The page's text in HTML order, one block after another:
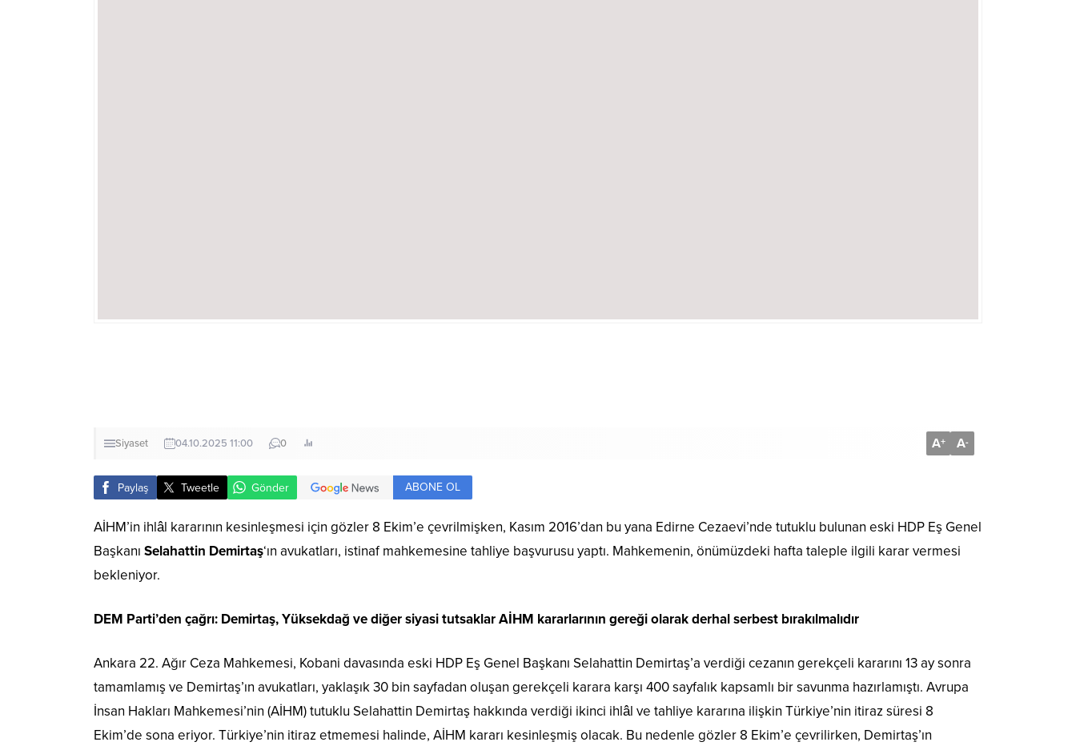
Siyaset 04.10.2025 11:00 0 A+ A-
Paylaş Tweetle Gönder ABONE OL
AİHM’in ihlâl kararının kesinleşmesi için gözler 8 Ekim’e çevrilmişken, Kasım 2016’dan bu yana Edirne Cezaevi’nde tutuklu bulunan eski HDP Eş Genel
Başkanı Selahattin Demirtaş‘ın avukatları, istinaf mahkemesine tahliye başvurusu yaptı. Mahkemenin, önümüzdeki hafta taleple ilgili karar vermesi
bekleniyor.
DEM Parti’den çağrı: Demirtaş, Yüksekdağ ve diğer siyasi tutsaklar AİHM kararlarının gereği olarak derhal serbest bırakılmalıdır
Ankara 22. Ağır Ceza Mahkemesi, Kobani davasında eski HDP Eş Genel Başkanı Selahattin Demirtaş’a verdiği cezanın gerekçeli kararını 13 ay sonra
tamamlamış ve Demirtaş’ın avukatları, yaklaşık 30 bin sayfadan oluşan gerekçeli karara karşı 400 sayfalık kapsamlı bir savunma hazırlamıştı. Avrupa
İnsan Hakları Mahkemesi’nin (AİHM) tutuklu Selahattin Demirtaş hakkında verdiği ikinci ihlâl ve tahliye kararına ilişkin Türkiye’nin itiraz süresi 8
Ekim’de sona eriyor. Türkiye’nin itiraz etmemesi halinde, AİHM kararı kesinleşmiş olacak. Bu nedenle gözler 8 Ekim’e çevrilirken, Demirtaş’ın